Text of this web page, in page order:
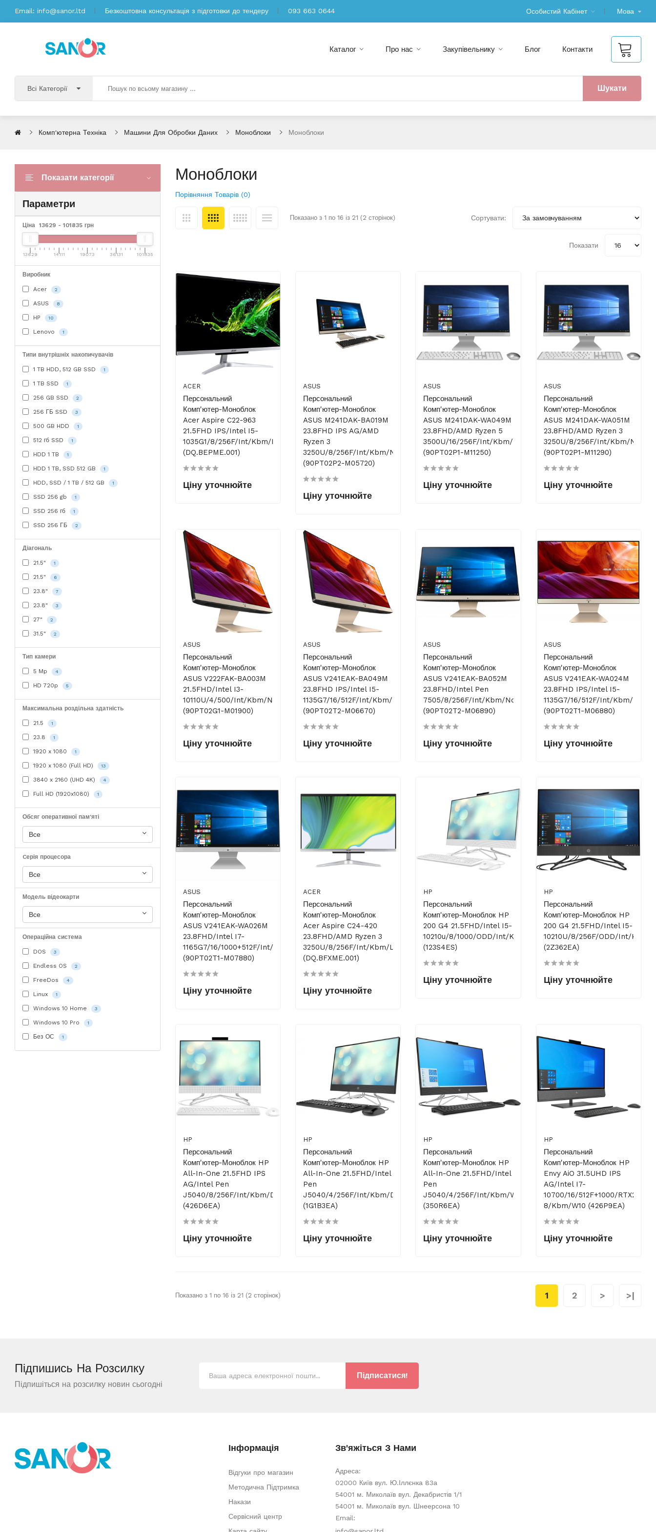
Email: info@sanor.ltd Безкоштовна консультація з підготовки до тендеру 093 663 0644 Особистий Кабінет Мова
Каталог Про нас Закупівельнику Блог Контакти
Всі Категорії Шукати
Комп'ютерна Техніка Машини Для Обробки Даних Моноблоки Моноблоки
Показати категорії
Параметри
Ціна 13629 - 101835 грн
13629 14111 19073 36131 101835
Виробник
Acer 2
ASUS 8
HP 10
Lenovo 1
Типи внутрішніх накопичувачів
1 TB HDD, 512 GB SSD 1
1 TB SSD 1
256 GB SSD 2
256 ГБ SSD 3
500 GB HDD 1
512 гб SSD 1
HDD 1 TB 1
HDD 1 TB, SSD 512 GB 1
HDD, SSD / 1 TB / 512 GB 1
SSD 256 gb 1
SSD 256 гб 1
SSD 256 ГБ 2
Діагональ
21.5" 1
21.5" 6
23.8" 7
23.8" 3
27" 2
31.5" 2
Тип камери
5 Mp 4
HD 720p 5
Максимальна роздільна здатність
21.5 1
23.8 1
1920 x 1080 1
1920 x 1080 (Full HD) 13
3840 x 2160 (UHD 4K) 4
Full HD (1920x1080) 1
Обсяг оперативної пам'яті
Все
Cерія процесора
Все
Модель відеокарти
Все
Операційна система
DOS 3
Endless OS 2
FreeDos 4
Linux 1
Windows 10 Home 3
Windows 10 Pro 1
Без ОС 1
Моноблоки
Порівняння Товарів (0)
Показано з 1 по 16 із 21 (2 сторінок) Сортувати:
Показати
ACER
Персональний
Комп'ютер-Моноблок
Acer Aspire C22-963
21.5FHD IPS/Intel I5-
1035G1/8/256F/int/kbm/Lin
(DQ.BEPME.001)
Ціну уточнюйте
ASUS
Персональний
Комп'ютер-Моноблок
ASUS M241DAK-BA019M
23.8FHD IPS AG/AMD
Ryzen 3
3250U/8/256F/int/kbm/NoOS
(90PT02P2-M05720)
Ціну уточнюйте
ASUS
Персональний
Комп'ютер-Моноблок
ASUS M241DAK-WA049M
23.8FHD/AMD Ryzen 5
3500U/16/256F/int/kbm/NoOS/White
(90PT02P1-M11250)
Ціну уточнюйте
ASUS
Персональний
Комп'ютер-Моноблок
ASUS M241DAK-WA051M
23.8FHD/AMD Ryzen 3
3250U/8/256F/int/kbm/NoOS/
(90PT02P1-M11290)
Ціну уточнюйте
ASUS
Персональний
Комп'ютер-Моноблок
ASUS V222FAK-BA003M
21.5FHD/Intel I3-
10110U/4/500/int/kbm/NoOS
(90PT02G1-M01900)
Ціну уточнюйте
ASUS
Персональний
Комп'ютер-Моноблок
ASUS V241EAK-BA049M
23.8FHD IPS/Intel I5-
1135G7/16/512F/int/kbm/NoOS
(90PT02T2-M06670)
Ціну уточнюйте
ASUS
Персональний
Комп'ютер-Моноблок
ASUS V241EAK-BA052M
23.8FHD/Intel Pen
7505/8/256F/int/kbm/NoOS
(90PT02T2-M06890)
Ціну уточнюйте
ASUS
Персональний
Комп'ютер-Моноблок
ASUS V241EAK-WA024M
23.8FHD IPS/Intel I5-
1135G7/16/512F/int/kbm/
(90PT02T1-M06880)
Ціну уточнюйте
ASUS
Персональний
Комп'ютер-Моноблок
ASUS V241EAK-WA026M
23.8FHD/Intel I7-
1165G7/16/1000+512F/int/kbm/NoOS/White
(90PT02T1-M07880)
Ціну уточнюйте
ACER
Персональний
Комп'ютер-Моноблок
Aсer Aspire C24-420
23.8FHD/AMD Ryzen 3
3250U/8/256F/int/kbm/Lin
(DQ.BFXME.001)
Ціну уточнюйте
HP
Персональний
Комп'ютер-Моноблок HP
200 G4 21.5FHD/Intel I5-
10210u/8/1000/ODD/int/kbm/DOS/White
(123S4ES)
Ціну уточнюйте
HP
Персональний
Комп'ютер-Моноблок HP
200 G4 21.5FHD/Intel I5-
10210U/8/256F/ODD/int/kbm/
(2Z362EA)
Ціну уточнюйте
HP
Персональний
Комп'ютер-Моноблок HP
All-In-One 21.5FHD IPS
AG/Intel Pen
J5040/8/256F/int/kbm/DOS/White
(426D6EA)
Ціну уточнюйте
HP
Персональний
Комп'ютер-Моноблок HP
All-In-One 21.5FHD/Intel
Pen
J5040/4/256F/int/kbm/DOS/Black
(1G1B3EA)
Ціну уточнюйте
HP
Персональний
Комп'ютер-Моноблок HP
All-In-One 21.5FHD/Intel
Pen
J5040/4/256F/int/kbm/W10/Black
(350R6EA)
Ціну уточнюйте
HP
Персональний
Комп'ютер-Моноблок HP
Envy AiO 31.5UHD IPS
AG/Intel I7-
10700/16/512F+1000/RTX2070-
8/kbm/W10 (426P9EA)
Ціну уточнюйте
1 2 > >|
Показано з 1 по 16 із 21 (2 сторінок)
Підпишись На Розсилку
Підпишіться на розсилку новин сьогодні
Підписатися!
Інформація
Відгуки про магазин
Методична Підтримка
Накази
Сервісний центр
Зв'яжіться З Нами
Адреса:
02000 Київ вул. Ю.Іллєнка 83а
54001 м. Миколаїв вул. Декабристів 1/1
54001 м. Миколаїв вул. Шнеерсона 10
Email: